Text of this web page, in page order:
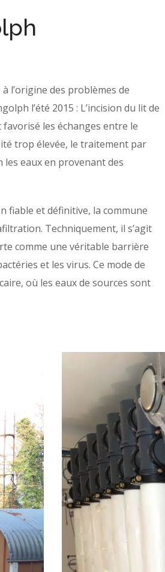
l’origine des problèmes de
l’été 2015 : L’incision du lit de
les échanges entre le
trop élevée, le traitement par
eaux en provenant des
fiable et définitive, la commune
Techniquement, il s’agit
comme une véritable barrière
et les virus. Ce mode de
où les eaux de sources sont